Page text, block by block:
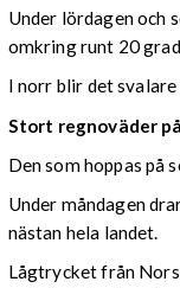
Under lördagen och
omkring runt 20
I norr blir det
Stort regnoväder
Den som hoppas på
Under måndagen
nästan hela landet.
Lågtrycket från